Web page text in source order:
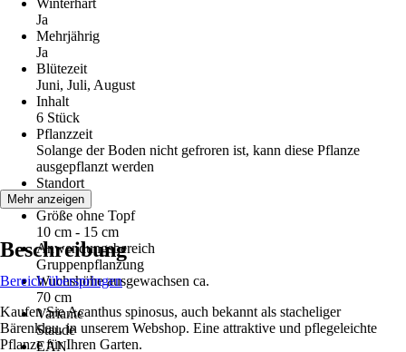
Winterhart
Ja
Mehrjährig
Ja
Blütezeit
Juni, Juli, August
Inhalt
6 Stück
Pflanzzeit
Solange der Boden nicht gefroren ist, kann diese Pflanze
ausgepflanzt werden
Standort
Sonne
Größe ohne Topf
10 cm - 15 cm
Anwendungsbereich
Gruppenpflanzung
Wuchshöhe ausgewachsen ca.
70 cm
Variante
Staude
EAN
Mehr anzeigen
Beschreibung
Bereich überspringen
Kaufen Sie Acanthus spinosus, auch bekannt als stacheliger
Bärenklau, in unserem Webshop. Eine attraktive und pflegeleichte
Pflanze für Ihren Garten.